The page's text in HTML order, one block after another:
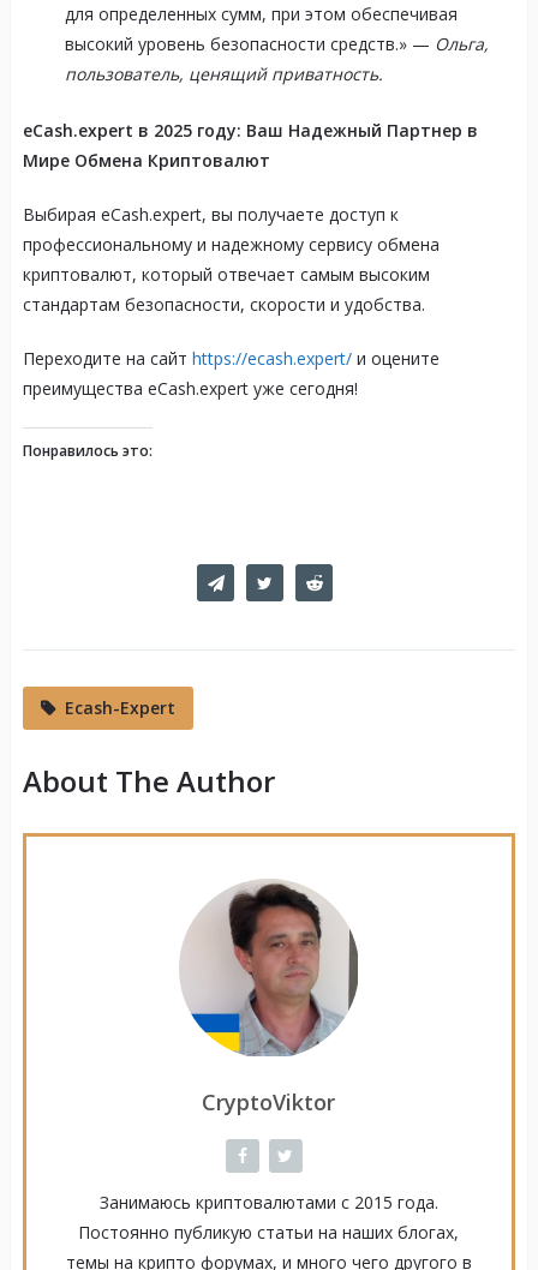
для определенных сумм, при этом обеспечивая
высокий уровень безопасности средств.» — Ольга,
пользователь, ценящий приватность.
eCash.expert в 2025 году: Ваш Надежный Партнер в
Мире Обмена Криптовалют
Выбирая eCash.expert, вы получаете доступ к
профессиональному и надежному сервису обмена
криптовалют, который отвечает самым высоким
стандартам безопасности, скорости и удобства.
Переходите на сайт https://ecash.expert/и оцените
преимущества eCash.expert уже сегодня!
Понравилось это:
Ecash-Expert
About The Author
CryptoViktor
Занимаюсь криптовалютами с 2015 года.
Постоянно публикую статьи на наших блогах,
темы на крипто форумах, и много чего другого в